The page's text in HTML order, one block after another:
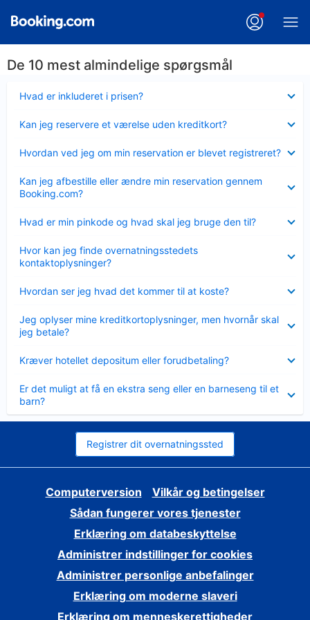
De 10 mest almindelige spørgsmål
Hvad er inkluderet i prisen?
Kan jeg reservere et værelse uden kreditkort?
Hvordan ved jeg om min reservation er blevet registreret?
Kan jeg afbestille eller ændre min reservation gennem
Booking.com?
Hvad er min pinkode og hvad skal jeg bruge den til?
Hvor kan jeg finde overnatningsstedets
kontaktoplysninger?
Hvordan ser jeg hvad det kommer til at koste?
Jeg oplyser mine kreditkortoplysninger, men hvornår skal
jeg betale?
Kræver hotellet depositum eller forudbetaling?
Er det muligt at få en ekstra seng eller en barneseng til et
barn?
Registrer dit overnatningssted
Computerversion
Vilkår og betingelser
Sådan fungerer vores tjenester
Erklæring om databeskyttelse
Administrer indstillinger for cookies
Administrer personlige anbefalinger
Erklæring om moderne slaveri
Erklæring om menneskerettigheder